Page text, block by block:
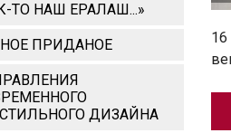
ТО НАШ ЕРАЛАШ...»
ПРИДАНОЕ
ДИЗАЙНА